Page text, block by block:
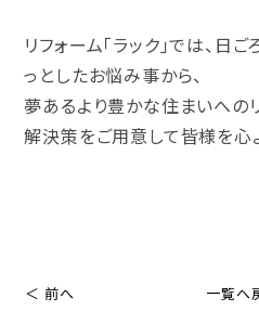
リフォーム「ラック」では、日
っとしたお悩み事から、
夢あるより豊かな住まいへの
解決策をご用意して皆様を心
＜ 前へ 一覧へ